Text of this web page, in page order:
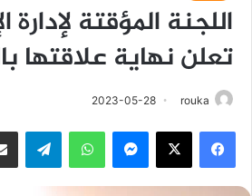
اللجنة المؤقتة
تعلن نهاية علاقتها
rouka
2023-05-28
فيسبوك ‫X ماسنجر واتساب